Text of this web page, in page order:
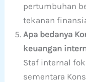
pertumbuhan
tekanan
Apa bedanya
keuangan
Staf internal
sementara